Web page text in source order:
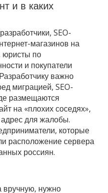
и в каких
SEO-
магазинов на
юристы по
и покупатели
важно
миграцией, SEO-
размещаются
на «плохих соседях»,
для жалобы.
которые
расположение сервера
россиян.
вручную, нужно